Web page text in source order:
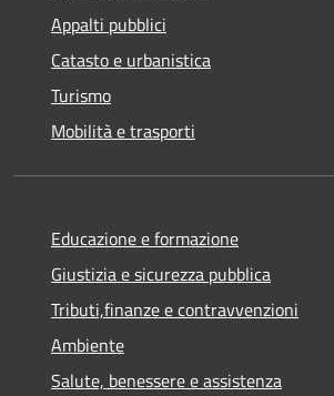
Appalti pubblici
Catasto e urbanistica
Turismo
Mobilità e trasporti
Educazione e formazione
Giustizia e sicurezza pubblica
Tributi,finanze e contravvenzioni
Ambiente
Salute, benessere e assistenza